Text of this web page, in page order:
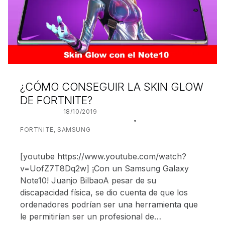
¿CÓMO CONSEGUIR LA SKIN GLOW
DE FORTNITE?
18/10/2019
FORTNITE, SAMSUNG
[youtube https://www.youtube.com/watch?
v=UofZ7T8Dq2w] ¡Con un Samsung Galaxy
Note10! Juanjo BilbaoA pesar de su
discapacidad física, se dio cuenta de que los
ordenadores podrían ser una herramienta que
le permitirían ser un profesional de…